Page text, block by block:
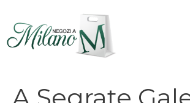
contenuto